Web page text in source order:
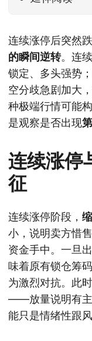
连续涨停后突然
的瞬间逆转。连
锁定、多头强势
空分歧急剧加大
种极端行情可能
是观察是否出现
连续涨停
征
连续涨停阶段，
小，说明卖方惜
资金手中。一旦
味着原有锁仓筹
为激烈对抗。此时
——放量说明有主
能只是情绪性跟风